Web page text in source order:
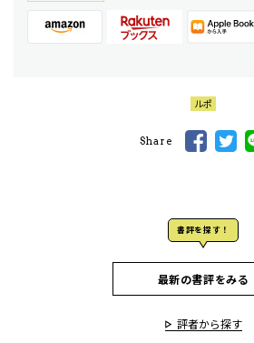
ルポ
Share
書評を探す！
最新の書評をみる
評者から探す